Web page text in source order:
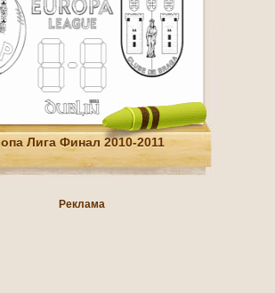
Лига Финал 2010-2011
Реклама